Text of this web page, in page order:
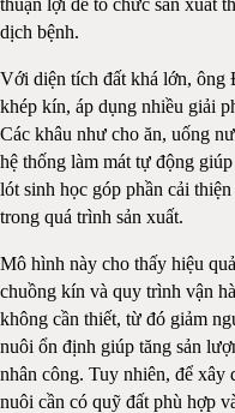
dịch bệnh.
Với diện tích đất khá lớn, ông
khép kín, áp dụng nhiều giải
Các khâu như cho ăn, uống
hệ thống làm mát tự động
lót sinh học góp phần cải
trong quá trình sản xuất.
Mô hình này cho thấy hiệu
chuồng kín và quy trình vận
không cần thiết, từ đó giảm
nuôi ổn định giúp tăng sản
nhân công. Tuy nhiên, để
nuôi cần có quỹ đất phù hợp